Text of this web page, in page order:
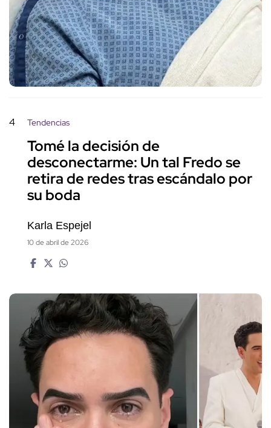
4 Tendencias
Tomé la decisión de
desconectarme: Un tal Fredo se
retira de redes tras escándalo por
su boda
Karla Espejel
10 de abril de 2026